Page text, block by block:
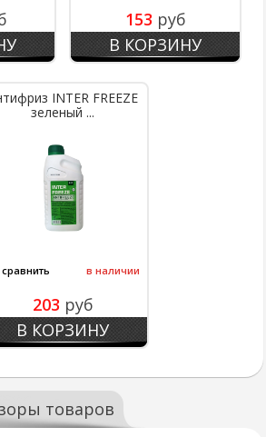
153 руб
В КОРЗИНУ
INTER FREEZE
зеленый ...
сравнить в наличии
203 руб
В КОРЗИНУ
товаров